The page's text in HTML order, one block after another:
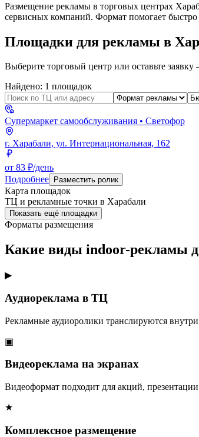
Размещение рекламы в торговых центрах
сервисных компаний. Формат помогает быстро
Площадки для рекламы в
Выберите торговый центр или оставьте
Найдено: 1 площадок
Супермаркет самообслуживания • Светофор
г. Харабали, ул. Интернациональная, 162
от 83 ₽/день
Подробнее
Разместить ролик
Карта площадок
ТЦ и рекламные точки в Харабали
Показать ещё площадки
Форматы размещения
Какие виды indoor-рекламы
▶
Аудиореклама в ТЦ
Рекламные аудиоролики транслируются
▣
Видеореклама на экранах
Видеоформат подходит для акций,
★
Комплексное размещение